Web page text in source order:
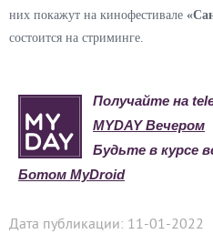
них покажут на кинофестивале
состоится на стриминге.
Получайте на
MYDAY Вечером
Будьте в курсе
Ботом MyDroid
Дата публикации: 11-01-2022